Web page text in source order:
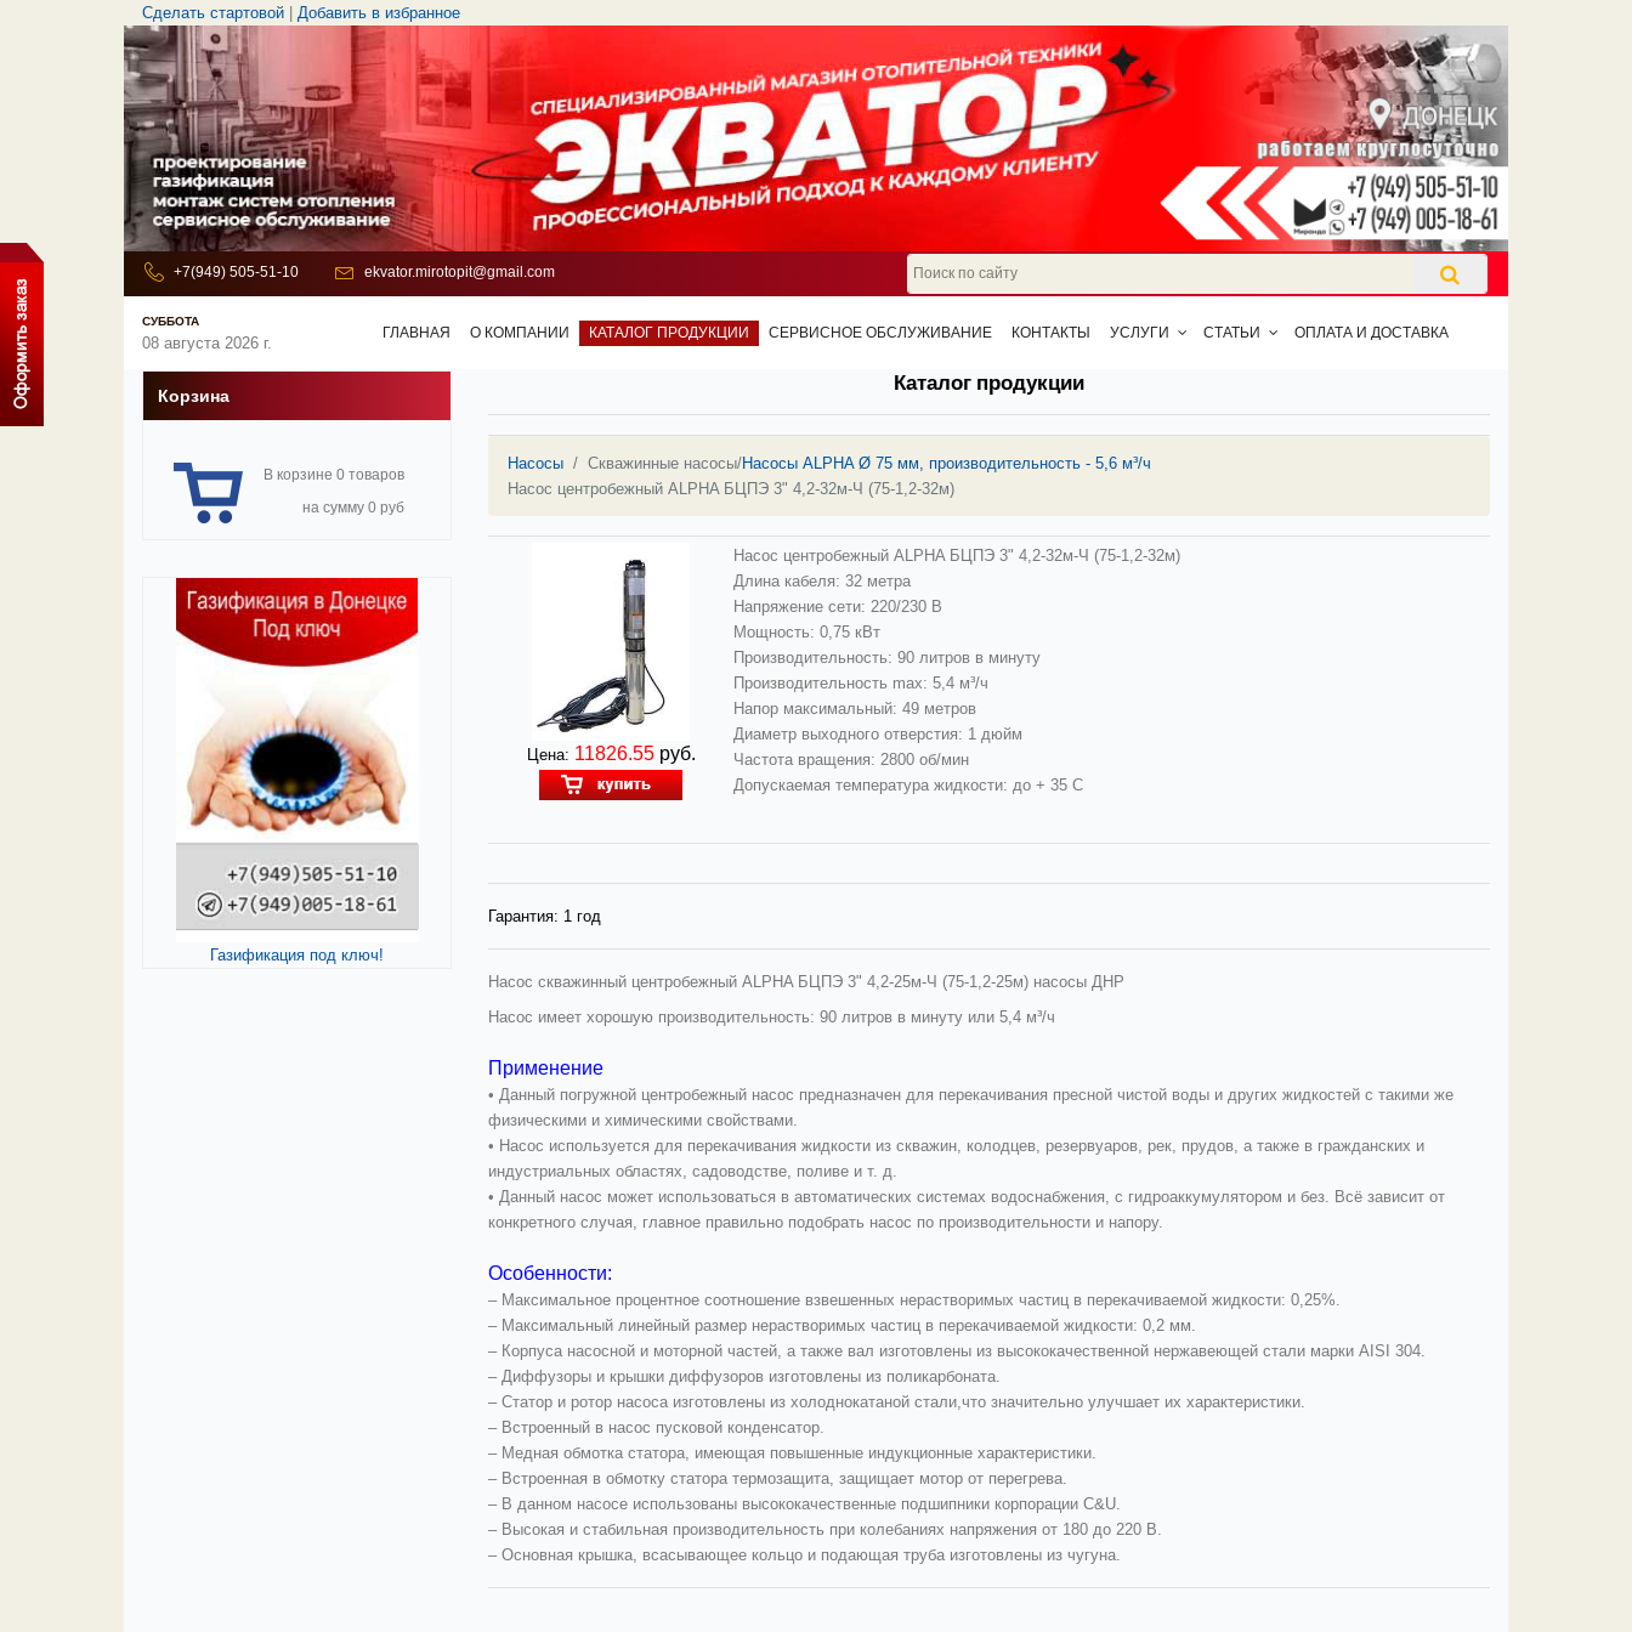
Сделать стартовой Добавить в избранное
+7(949) 505-51-10 ekvator.mirotopit@gmail.com
СУББОТА
08 августа 2026 г.
ГЛАВНАЯ О КОМПАНИИ КАТАЛОГ ПРОДУКЦИИ СЕРВИСНОЕ ОБСЛУЖИВАНИЕ КОНТАКТЫ УСЛУГИ СТАТЬИ ОПЛАТА И ДОСТАВКА
Корзина
В корзине 0 товаров
на сумму 0 руб
Газификация под ключ!
Каталог продукции
Насосы Скважинные насосы/Насосы ALPHA Ø 75 мм, производительность - 5,6 м³/ч
Насос центробежный ALPHA БЦПЭ 3" 4,2-32м-Ч (75-1,2-32м)
Цена: 11826.55 руб.
Насос центробежный ALPHA БЦПЭ 3" 4,2-32м-Ч (75-1,2-32м)
Длина кабеля: 32 метра
Напряжение сети: 220/230 В
Мощность: 0,75 кВт
Производительность: 90 литров в минуту
Производительность max: 5,4 м³/ч
Напор максимальный: 49 метров
Диаметр выходного отверстия: 1 дюйм
Частота вращения: 2800 об/мин
Допускаемая температура жидкости: до + 35 С
Гарантия: 1 год
Насос скважинный центробежный ALPHA БЦПЭ 3" 4,2-25м-Ч (75-1,2-25м) насосы ДНР
Насос имеет хорошую производительность: 90 литров в минуту или 5,4 м³/ч
Применение
• Данный погружной центробежный насос предназначен для перекачивания пресной чистой воды и других жидкостей с такими же
физическими и химическими свойствами.
• Насос используется для перекачивания жидкости из скважин, колодцев, резервуаров, рек, прудов, а также в гражданских и
индустриальных областях, садоводстве, поливе и т. д.
• Данный насос может использоваться в автоматических системах водоснабжения, с гидроаккумулятором и без. Всё зависит от
конкретного случая, главное правильно подобрать насос по производительности и напору.
Особенности:
– Максимальное процентное соотношение взвешенных нерастворимых частиц в перекачиваемой жидкости: 0,25%.
– Максимальный линейный размер нерастворимых частиц в перекачиваемой жидкости: 0,2 мм.
– Корпуса насосной и моторной частей, а также вал изготовлены из высококачественной нержавеющей стали марки AISI 304.
– Диффузоры и крышки диффузоров изготовлены из поликарбоната.
– Статор и ротор насоса изготовлены из холоднокатаной стали,что значительно улучшает их характеристики.
– Встроенный в насос пусковой конденсатор.
– Медная обмотка статора, имеющая повышенные индукционные характеристики.
– Встроенная в обмотку статора термозащита, защищает мотор от перегрева.
– В данном насосе использованы высококачественные подшипники корпорации C&U.
– Высокая и стабильная производительность при колебаниях напряжения от 180 до 220 В.
– Основная крышка, всасывающее кольцо и подающая труба изготовлены из чугуна.